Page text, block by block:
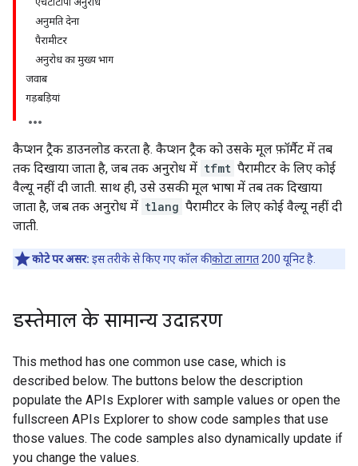
अनुमति देना
पैरामीटर
अनुरोध का मुख्य भाग
जवाब
गड़बड़ियां
कैप्शन ट्रैक डाउनलोड करता है. कैप्शन ट्रैक को उसके मूल फ़ॉर्मैट में तब
तक दिखाया जाता है, जब तक अनुरोध में tfmt पैरामीटर के लिए कोई
वैल्यू नहीं दी जाती. साथ ही, उसे उसकी मूल भाषा में तब तक दिखाया
जाता है, जब तक अनुरोध में tlang पैरामीटर के लिए कोई वैल्यू नहीं दी
जाती.
कोटे पर असर: इस तरीके से किए गए कॉल कीकोटा लागत 200 यूनिट है.
इस्तेमाल के सामान्य उदाहरण